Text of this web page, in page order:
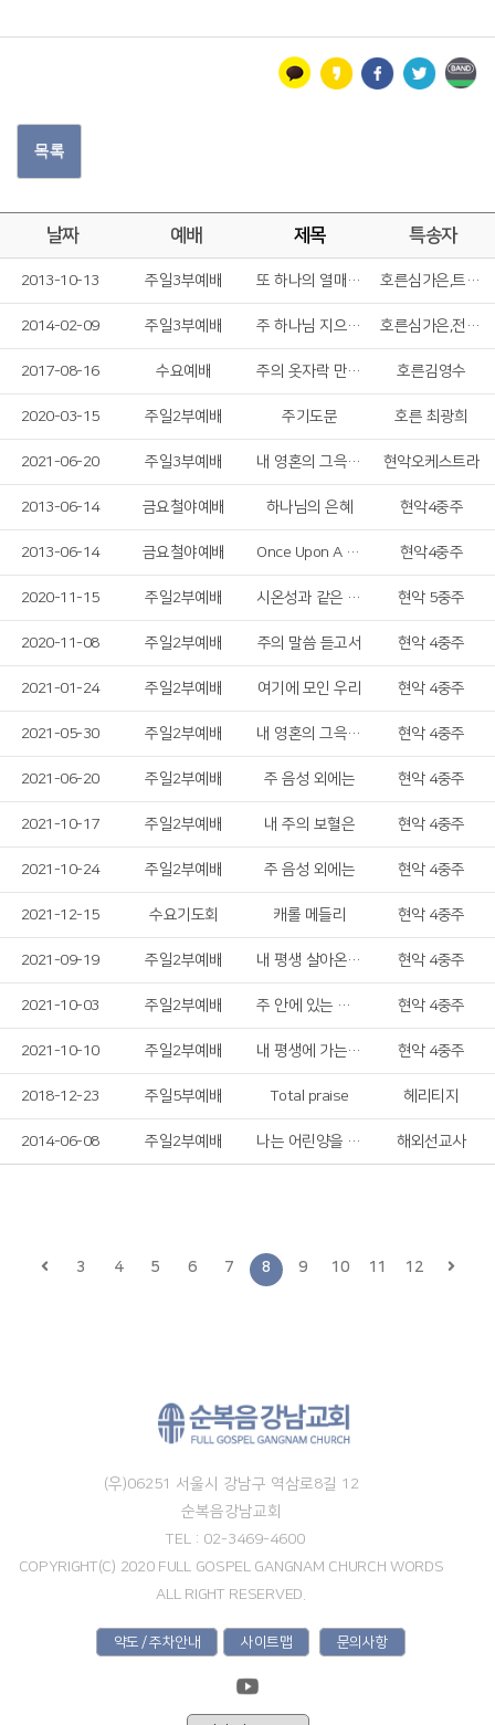
목록
날짜 예배 제목 특송자
2013-10-13 주일3부예배 또 하나의 열매를 바라시며 호른심가은,트럼본고은경
2014-02-09 주일3부예배 주 하나님 지으신 모든 세계 호른심가은,전병철
2017-08-16 수요예배 주의 옷자락 만지며 호른김영수
2020-03-15 주일2부예배 주기도문 호른 최광희
2021-06-20 주일3부예배 내 영혼의 그윽히 깊은 데서 현악오케스트라
2013-06-14 금요철야예배 하나님의 은혜 현악4중주
2013-06-14 금요철야예배 Once Upon A Dream 현악4중주
2020-11-15 주일2부예배 시온성과 같은 교회 현악 5중주
2020-11-08 주일2부예배 주의 말씀 듣고서 현악 4중주
2021-01-24 주일2부예배 여기에 모인 우리 현악 4중주
2021-05-30 주일2부예배 내 영혼의 그윽히 깊은 데서 현악 4중주
2021-06-20 주일2부예배 주 음성 외에는 현악 4중주
2021-10-17 주일2부예배 내 주의 보혈은 현악 4중주
2021-10-24 주일2부예배 주 음성 외에는 현악 4중주
2021-12-15 수요기도회 캐롤 메들리 현악 4중주
2021-09-19 주일2부예배 내 평생 살아온 길 현악 4중주
2021-10-03 주일2부예배 주 안에 있는 나에게 현악 4중주
2021-10-10 주일2부예배 내 평생에 가는 길 현악 4중주
2018-12-23 주일5부예배 Total praise 헤리티지
2014-06-08 주일2부예배 나는 어린양을 따르리 해외선교사
3 4 5 6 7 8 9 10 11 12
(우)06251 서울시 강남구 역삼로8길 12
순복음강남교회
TEL : 02-3469-4600
COPYRIGHT(C) 2020 FULL GOSPEL GANGNAM CHURCH WORDS
ALL RIGHT RESERVED.
약도 / 주차안내 사이트맵 문의사항